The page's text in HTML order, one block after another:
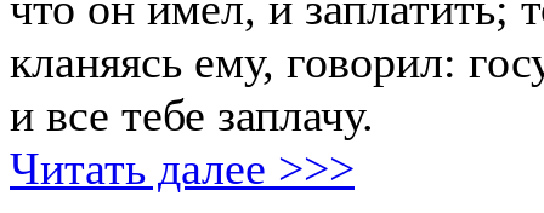
кланяясь ему, говорил:
и все тебе заплачу.
Читать далее >>>